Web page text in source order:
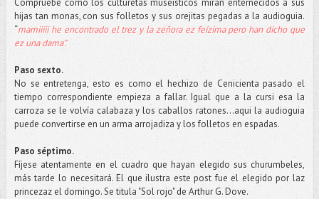
Compruebe como los culturetas museísticos miran enternecidos a sus
hijas tan monas, con sus folletos y sus orejitas pegadas a la audioguia.
“mamiiiii he encontrado el trez y la zeñora ez feízima pero han dicho que
ez una dama”.
Paso sexto.
No se entretenga, esto es como el hechizo de Cenicienta pasado el
tiempo correspondiente empieza a fallar. Igual que a la cursi esa la
carroza se le volvía calabaza y los caballos ratones...aqui la audioguia
puede convertirse en un arma arrojadiza y los folletos en espadas.
Paso séptimo.
Fíjese atentamente en el cuadro que hayan elegido sus churumbeles,
más tarde lo necesitará. El que ilustra este post fue el elegido por laz
princezaz el domingo. Se titula "Sol rojo" de Arthur G. Dove.